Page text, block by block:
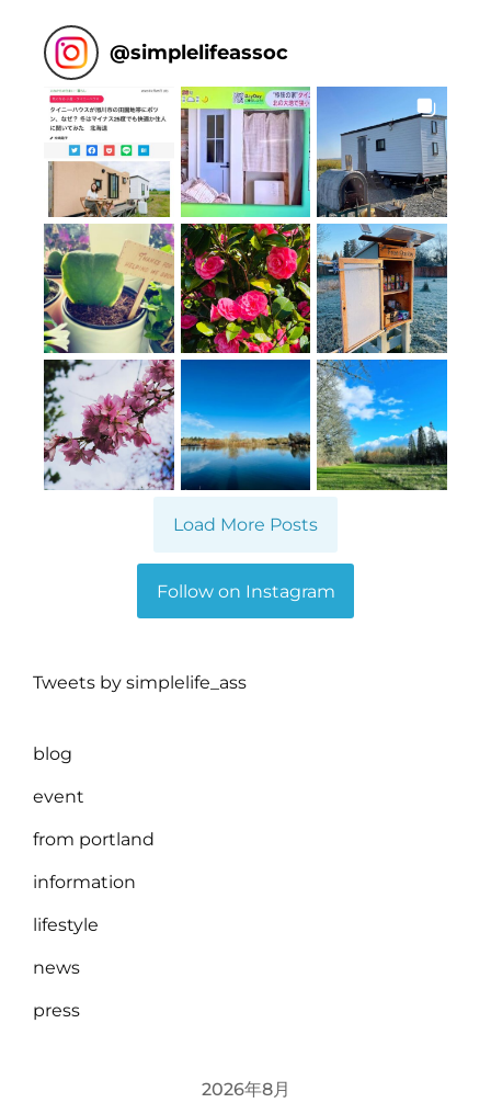
@simplelifeassoc
Load More Posts
Follow on Instagram
Tweets by simplelife_ass
blog
event
from portland
information
lifestyle
news
press
2026年8月